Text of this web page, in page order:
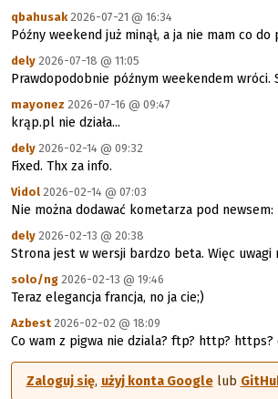
qbahusak2026-07-21 @ 16:34
Późny weekend już minął, a ja nie mam co
dely 2026-07-18 @ 11:05
Prawdopodobnie późnym weekendem wróci.
mayonez 2026-07-16 @ 09:47
krąp.pl nie działa...
dely 2026-02-14 @ 09:32
Fixed. Thx za info.
Vidol 2026-02-14 @ 07:03
Nie można dodawać kometarza pod newsem:
dely 2026-02-13 @ 20:38
Strona jest w wersji bardzo beta. Więc uwagi
solo/ng 2026-02-13 @ 19:46
Teraz elegancja francja, no ja cie;)
Azbest 2026-02-02 @ 18:09
Co wam z pigwa nie dziala? ftp? http? https?
Zaloguj się, użyj konta Googlelub